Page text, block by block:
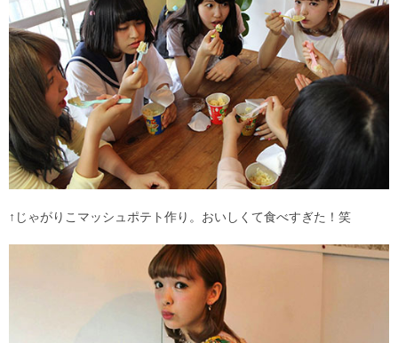
↑じゃがりこマッシュポテト作り。おいしくて食べすぎた！笑